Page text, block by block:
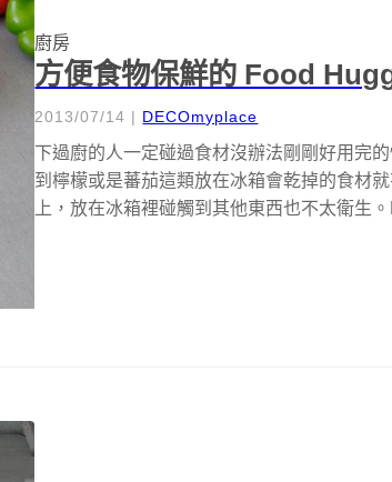
廚房
方便食物保鮮的 Food
2013/07/14 | DECOmyplace
下過廚的人一定碰過食材沒辦法剛剛好用完
到檸檬或是蕃茄這類放在冰箱會乾掉的食材
上，放在冰箱裡碰觸到其他東西也不太衛生